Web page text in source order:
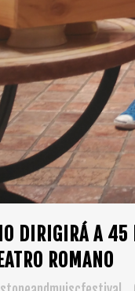
DIRIGIRÁ A 45
ROMANO